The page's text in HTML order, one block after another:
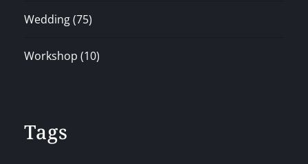
Wedding(75)
Workshop (10)
Tags